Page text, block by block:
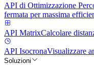
API di Ottimizzazione
fermata per massima
API MatrixCalcolare
API IsocronaVisualizzare
Soluzioni